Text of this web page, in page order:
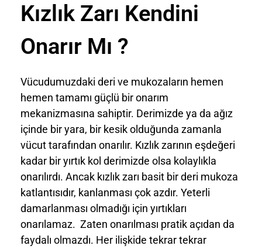
Kızlık Zarı Kendini
Onarır Mı ?
Vücudumuzdaki deri ve mukozaların hemen
hemen tamamı güçlü bir onarım
mekanizmasına sahiptir. Derimizde ya da ağız
içinde bir yara, bir kesik olduğunda zamanla
vücut tarafından onarılır. Kızlık zarının eşdeğeri
kadar bir yırtık kol derimizde olsa kolaylıkla
onarılırdı. Ancak kızlık zarı basit bir deri mukoza
katlantısıdır, kanlanması çok azdır. Yeterli
damarlanması olmadığı için yırtıkları
onarılamaz. Zaten onarılması pratik açıdan da
faydalı olmazdı. Her ilişkide tekrar tekrar